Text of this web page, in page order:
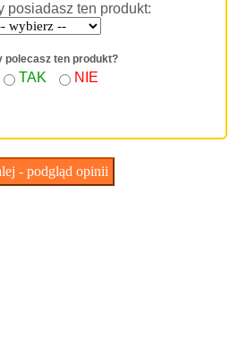
posiadasz ten produkt:
polecasz ten produkt?
TAK NIE